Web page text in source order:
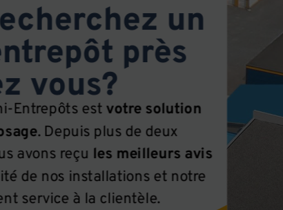
un
près
vous?
Entrepôts est votre solution
. Depuis plus de deux
avons reçu les meilleurs avis
de nos installations et notre
service à la clientèle.